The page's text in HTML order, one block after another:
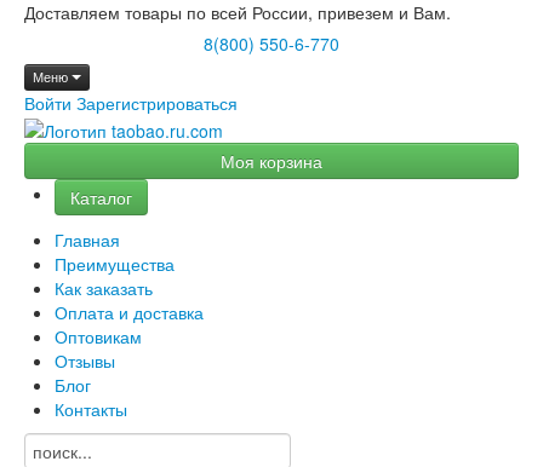
Доставляем товары по всей России, привезем и Вам.
8(800) 550-6-770
Меню
Войти Зарегистрироваться
Моя корзина
Каталог
Главная
Преимущества
Как заказать
Оплата и доставка
Оптовикам
Отзывы
Блог
Контакты